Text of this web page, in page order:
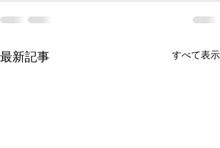
最新記事 すべて表示